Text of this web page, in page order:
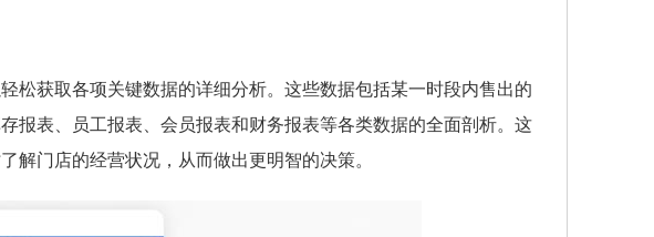
松获取各项关键数据的详细分析。这些数据包括某一时段内售出的
报表、员工报表、会员报表和财务报表等各类数据的全面剖析。这
解门店的经营状况，从而做出更明智的决策。